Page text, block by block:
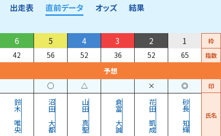
出走表 直前データ オッズ 結果
枠
1
2
3
4
5
6
指数
65
52
36
52
56
42
予想
印
◎
×
△
○
氏名
砂長
知輝
花田
凱成
倉富
大誠
山田
真聖
沼田
大都
鈴木
唯央